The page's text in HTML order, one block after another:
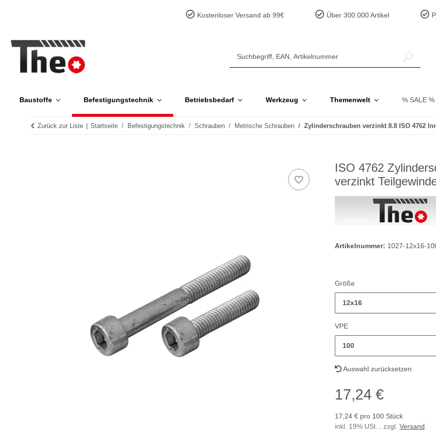
Kostenloser Versand ab 99€ Über 300.000 Artikel
Baustoffe Befestigungstechnik Betriebsbedarf Werkzeug Themenwelt % SALE %
Zurück zur Liste Startseite Befestigungstechnik Schrauben Metrische Schrauben Zylinderschrauben verzinkt 8.8 ISO 4762
ISO 4762
verzinkt
Artikelnummer: 1027-12x16-
Größe
12x16
VPE
100
Auswahl zurücksetzen
17,24 €
17,24 € pro 100 Stück
inkl. 19% USt. , zzgl. Versand